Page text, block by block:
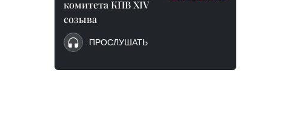
комитета КПВ XIV
созыва
ПРОСЛУШАТЬ